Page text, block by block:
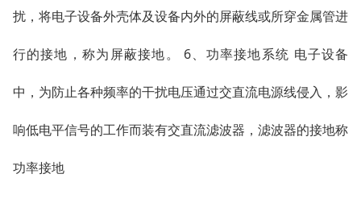
扰，将电子设备外壳体及设备内外的屏蔽线或所穿金属管进
行的接地，称为屏蔽接地。 6、功率接地系统 电子设备
中，为防止各种频率的干扰电压通过交直流电源线侵入，影
响低电平信号的工作而装有交直流滤波器，滤波器的接地称
功率接地